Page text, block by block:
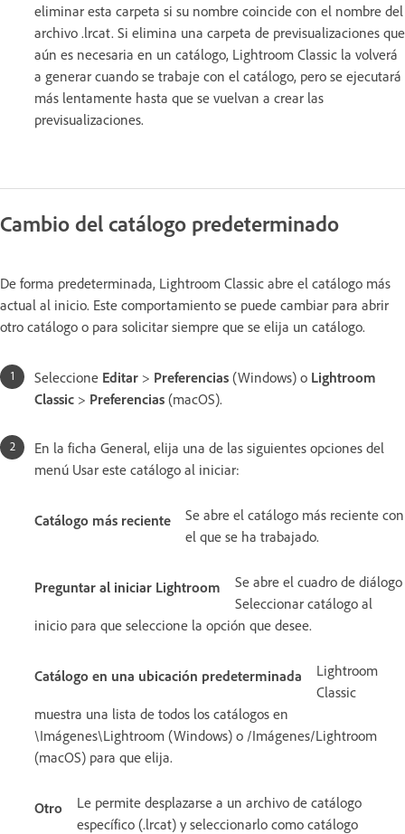
eliminar esta carpeta si su nombre coincide con el nombre del
archivo .lrcat. Si elimina una carpeta de previsualizaciones que
aún es necesaria en un catálogo, Lightroom Classic la volverá
a generar cuando se trabaje con el catálogo, pero se ejecutará
más lentamente hasta que se vuelvan a crear las
previsualizaciones.
Cambio del catálogo predeterminado
De forma predeterminada, Lightroom Classic abre el catálogo más
actual al inicio. Este comportamiento se puede cambiar para abrir
otro catálogo o para solicitar siempre que se elija un catálogo.
Seleccione Editar > Preferencias (Windows) o Lightroom
Classic > Preferencias (macOS).
En la ficha General, elija una de las siguientes opciones del
menú Usar este catálogo al iniciar:
Catálogo más reciente
Se abre el catálogo más reciente con
el que se ha trabajado.
Preguntar al iniciar Lightroom
Se abre el cuadro de diálogo
Seleccionar catálogo al
inicio para que seleccione la opción que desee.
Catálogo en una ubicación predeterminada
Lightroom
Classic
muestra una lista de todos los catálogos en
\Imágenes\Lightroom (Windows) o /Imágenes/Lightroom
(macOS) para que elija.
Otro
Le permite desplazarse a un archivo de catálogo
específico (.lrcat) y seleccionarlo como catálogo